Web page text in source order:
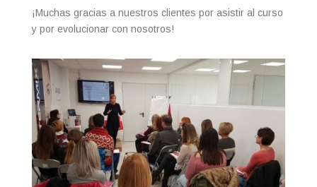
¡Muchas gracias a nuestros clientes por asistir al curso
y por evolucionar con nosotros!